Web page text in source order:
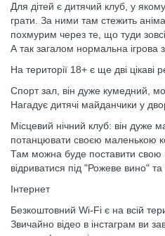
Для дітей є дитячий клуб, у
грати. За ними там стежить
похмурим через те, що туди
А так загалом нормальна ігрова
На території 18+ є ще дві цікаві
Спорт зал, він дуже кумедний,
Нагадує дитячі майданчики у
Місцевий нічний клуб: він дуже
потанцювати своєю маленькою
Там можна буде поставити свою
відриватися під "Рожеве вино"
Інтернет
Безкоштовний Wi-Fi є на всій
Звичайно відео в інстаграм ви